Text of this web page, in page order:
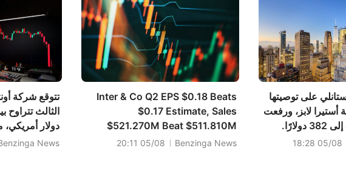
على توصيتها
لابز، ورفعت
05/08 18:28
Inter & Co Q2 EPS $0.18 Beats
$0.17 Estimate, Sales
$521.270M Beat $511.810M
Estimate
Benzinga News
05/08 20:11
تتوقع شركة
دولار أمريكي،
بلغت 251.504 مليون دولار أمريكي.
News